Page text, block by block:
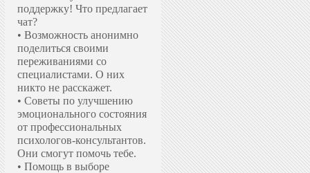
поддержку! Что предлагает
чат?
• Возможность анонимно
поделиться своими
переживаниями со
специалистами. О них
никто не расскажет.
• Советы по улучшению
эмоционального состояния
от профессиональных
психологов-консультантов.
Они смогут помочь тебе.
• Помощь в выборе